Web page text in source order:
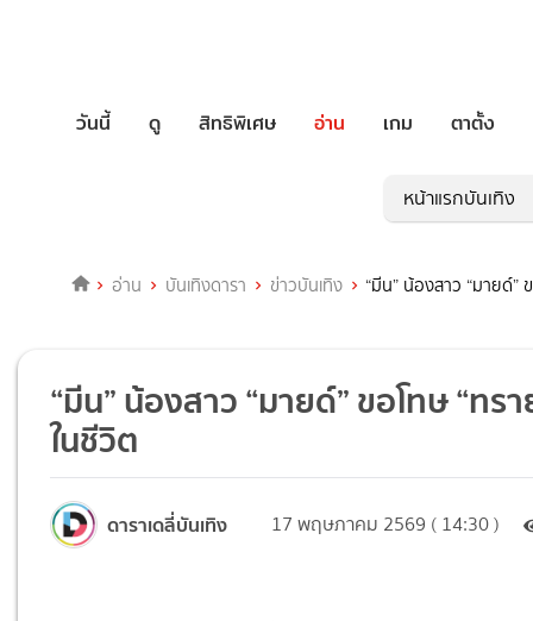
วันนี้ ดู สิทธิพิเศษ อ่าน เกม ตาตั้ง
หน้าแรกบันเทิง
อ่าน บันเทิงดารา ข่าวบันเทิง “มีน” น้องสาว “มายด์”
“มีน” น้องสาว “มายด์” ขอโทษ “ทร
ในชีวิต
ดาราเดลี่บันเทิง 17 พฤษภาคม 2569 ( 14:30 )